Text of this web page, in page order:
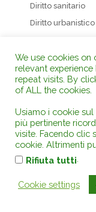
Diritto sanitario
Diritto
Espropriazione
Fauna e Flora
Incendi boschivi
Inquinamento
Inquinamento
Inquinamento
Inquinamento
Internet Reati
Legittimazione
We use cookies on
relevant
repeat visits. By
of ALL the cookies.
Usiamo i cookie
più pertinente
visite. Facendo clic
cookie. Altrimenti
Rifiuta tutti
Cookie settings